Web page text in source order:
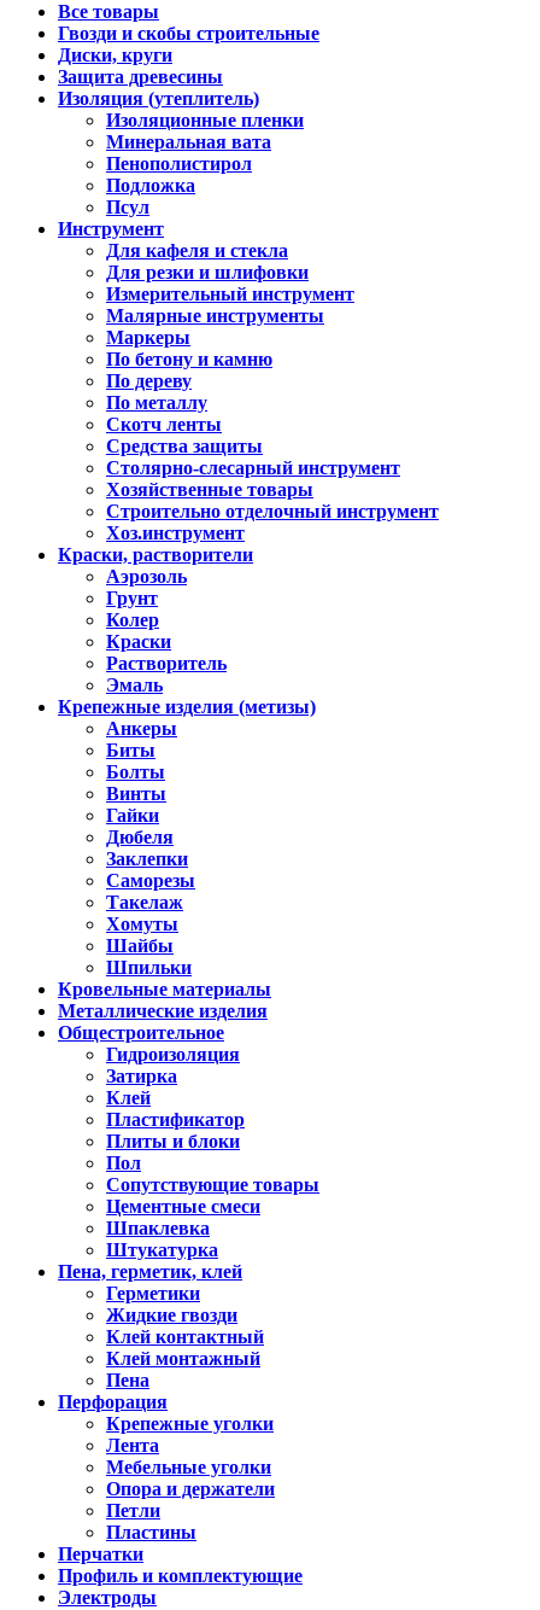
Все товары
Гвозди и скобы строительные
Диски, круги
Защита древесины
Изоляция (утеплитель)
Изоляционные пленки
Минеральная вата
Пенополистирол
Подложка
Псул
Инструмент
Для кафеля и стекла
Для резки и шлифовки
Измерительный инструмент
Малярные инструменты
Маркеры
По бетону и камню
По дереву
По металлу
Скотч ленты
Средства защиты
Столярно-слесарный инструмент
Хозяйственные товары
Строительно отделочный инструмент
Хоз.инструмент
Краски, растворители
Аэрозоль
Грунт
Колер
Краски
Растворитель
Эмаль
Крепежные изделия (метизы)
Анкеры
Биты
Болты
Винты
Гайки
Дюбеля
Заклепки
Саморезы
Такелаж
Хомуты
Шайбы
Шпильки
Кровельные материалы
Металлические изделия
Общестроительное
Гидроизоляция
Затирка
Клей
Пластификатор
Плиты и блоки
Пол
Сопутствующие товары
Цементные смеси
Шпаклевка
Штукатурка
Пена, герметик, клей
Герметики
Жидкие гвозди
Клей контактный
Клей монтажный
Пена
Перфорация
Крепежные уголки
Лента
Мебельные уголки
Опора и держатели
Петли
Пластины
Перчатки
Профиль и комплектующие
Электроды